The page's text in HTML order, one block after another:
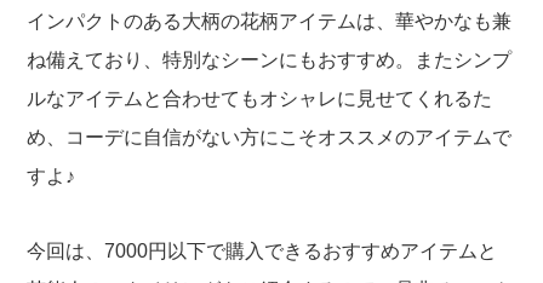
インパクトのある大柄の花柄アイテムは、華やかなも兼
ね備えており、特別なシーンにもおすすめ。またシンプ
ルなアイテムと合わせてもオシャレに見せてくれるた
め、コーデに自信がない方にこそオススメのアイテムで
すよ♪
今回は、7000円以下で購入できるおすすめアイテムと